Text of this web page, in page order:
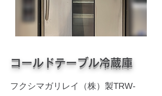
コールドテーブル冷蔵庫
フクシマガリレイ（株）製TRW-